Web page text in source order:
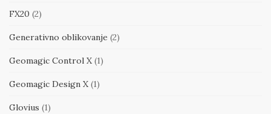
FX20 (2)
Generativno oblikovanje (2)
Geomagic Control X (1)
Geomagic Design X (1)
Glovius (1)